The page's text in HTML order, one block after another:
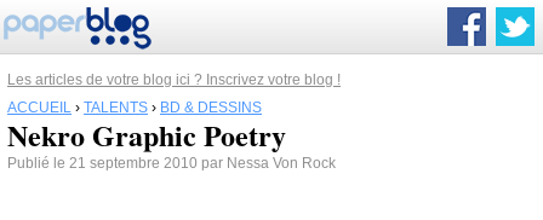
Les articles de votre blog ici ? Inscrivez votre blog !
ACCUEIL › TALENTS › BD & DESSINS
Nekro Graphic Poetry
Publié le 21 septembre 2010 par Nessa Von Rock